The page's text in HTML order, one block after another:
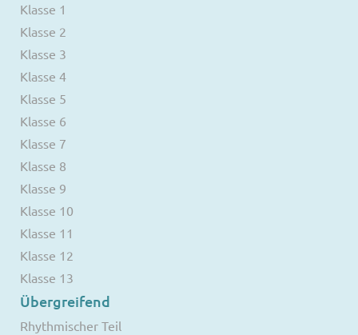
Klasse 1
Klasse 2
Klasse 3
Klasse 4
Klasse 5
Klasse 6
Klasse 7
Klasse 8
Klasse 9
Klasse 10
Klasse 11
Klasse 12
Klasse 13
Übergreifend
Rhythmischer Teil